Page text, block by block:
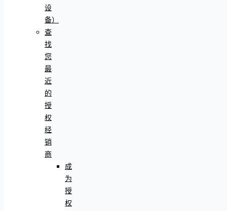
设
备）
查
找
您
最
近
的
授
权
经
销
商
成
为
授
权